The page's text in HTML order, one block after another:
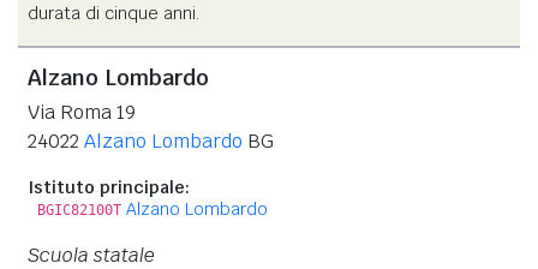
durata di cinque anni.
Alzano Lombardo
Via Roma 19
24022 Alzano Lombardo BG
Istituto principale:
BGIC82100T Alzano Lombardo
Scuola statale